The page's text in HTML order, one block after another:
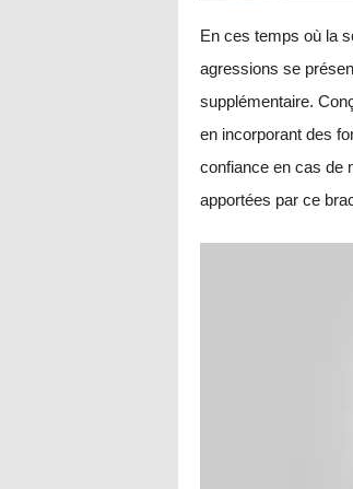
En ces temps où la
agressions se
supplémentaire.
en incorporant des
confiance en cas de
apportées par ce